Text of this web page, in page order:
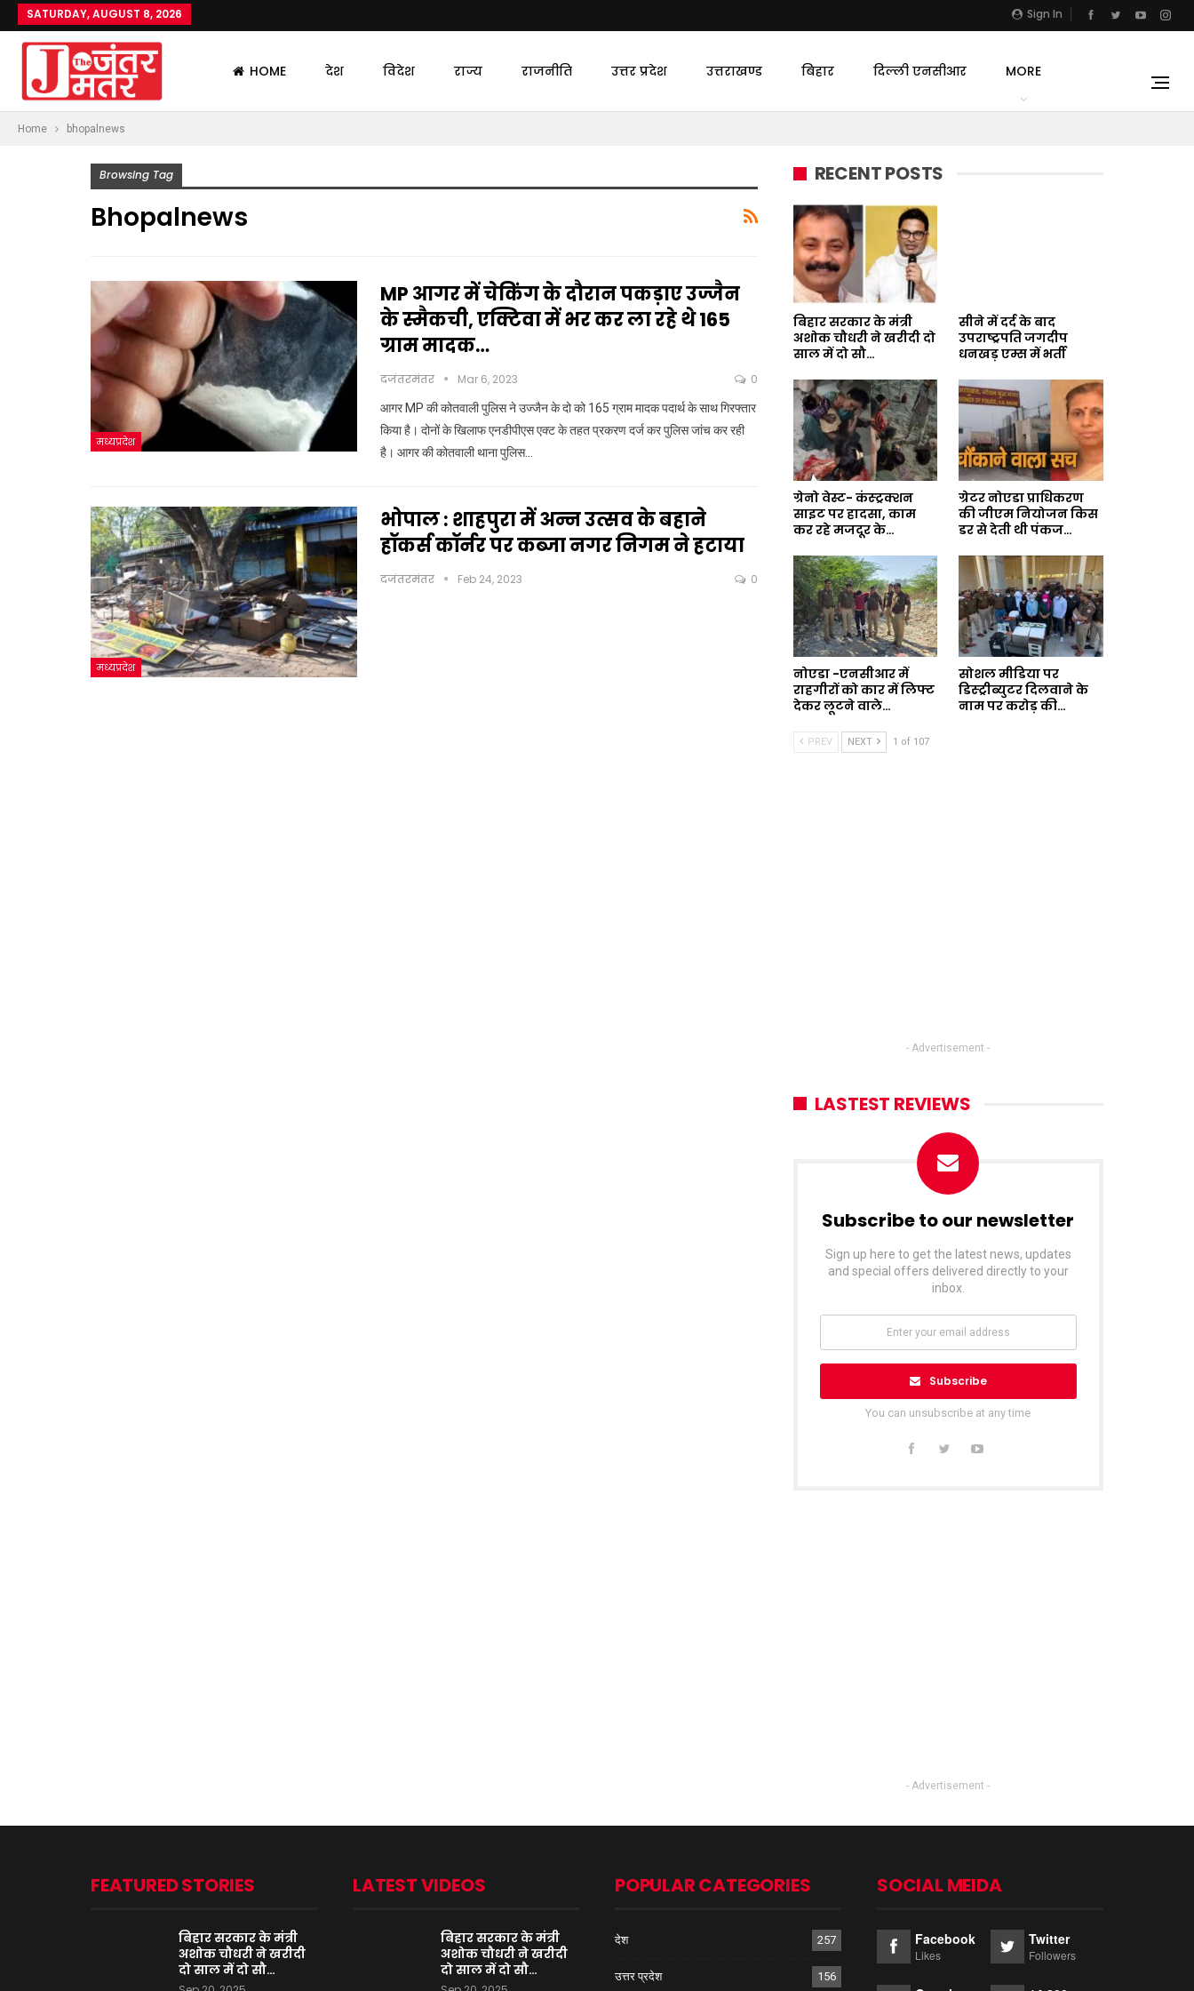
Sign In
SATURDAY, AUGUST 8, 2026
HOME देश विदेश राज्य राजनीति उत्तर प्रदेश उत्तराखण्ड बिहार दिल्ली एनसीआर MORE
Home bhopalnews
Browsing Tag
Bhopalnews
मध्यप्रदेश
MP आगर में चेकिंग के दौरान पकड़ाए उज्जैन
के स्मैकची, एक्टिवा में भर कर ला रहे थे 165
ग्राम मादक…
दजंतरमंतर Mar 6, 2023 0
आगर MP की कोतवाली पुलिस ने उज्जैन के दो को 165 ग्राम मादक पदार्थ के साथ गिरफ्तार
किया है। दोनों के खिलाफ एनडीपीएस एक्ट के तहत प्रकरण दर्ज कर पुलिस जांच कर रही
है। आगर की कोतवाली थाना पुलिस…
मध्यप्रदेश
भोपाल : शाहपुरा में अन्न उत्सव के बहाने
हॉकर्स कॉर्नर पर कब्जा नगर निगम ने हटाया
दजंतरमंतर Feb 24, 2023 0
RECENT POSTS
बिहार सरकार के मंत्री
अशोक चौधरी ने खरीदी दो
साल में दो सौ…
सीने में दर्द के बाद
उपराष्ट्रपति जगदीप
धनखड़ एम्स में भर्ती
ग्रेनो वेस्ट- कंस्ट्रक्शन
साइट पर हादसा, काम
कर रहे मजदूर के…
ग्रेटर नोएडा प्राधिकरण
की जीएम नियोजन किस
डर से देती थी पंकज…
नोएडा -एनसीआर में
राहगीरों को कार में लिफ्ट
देकर लूटने वाले…
सोशल मीडिया पर
डिस्ट्रीब्युटर दिलवाने के
नाम पर करोड़ की…
PREV NEXT 1 of 107
- Advertisement -
LASTEST REVIEWS
Subscribe to our newsletter
Sign up here to get the latest news, updates
and special offers delivered directly to your
inbox.
Subscribe
You can unsubscribe at any time
- Advertisement -
FEATURED STORIES
बिहार सरकार के मंत्री
अशोक चौधरी ने खरीदी
दो साल में दो सौ…
LATEST VIDEOS
बिहार सरकार के मंत्री
अशोक चौधरी ने खरीदी
दो साल में दो सौ…
POPULAR CATEGORIES
देश 257
उत्तर प्रदेश 156
SOCIAL MEIDA
Facebook
Likes
Twitter
Followers